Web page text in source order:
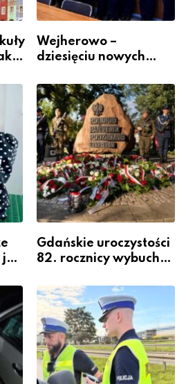
Wejherowo –
dziesięciu nowych
szeregach Komendy
Powiatowej
i
Gdańskie uroczystości
82. rocznicy wybuchu
Warszawskiego